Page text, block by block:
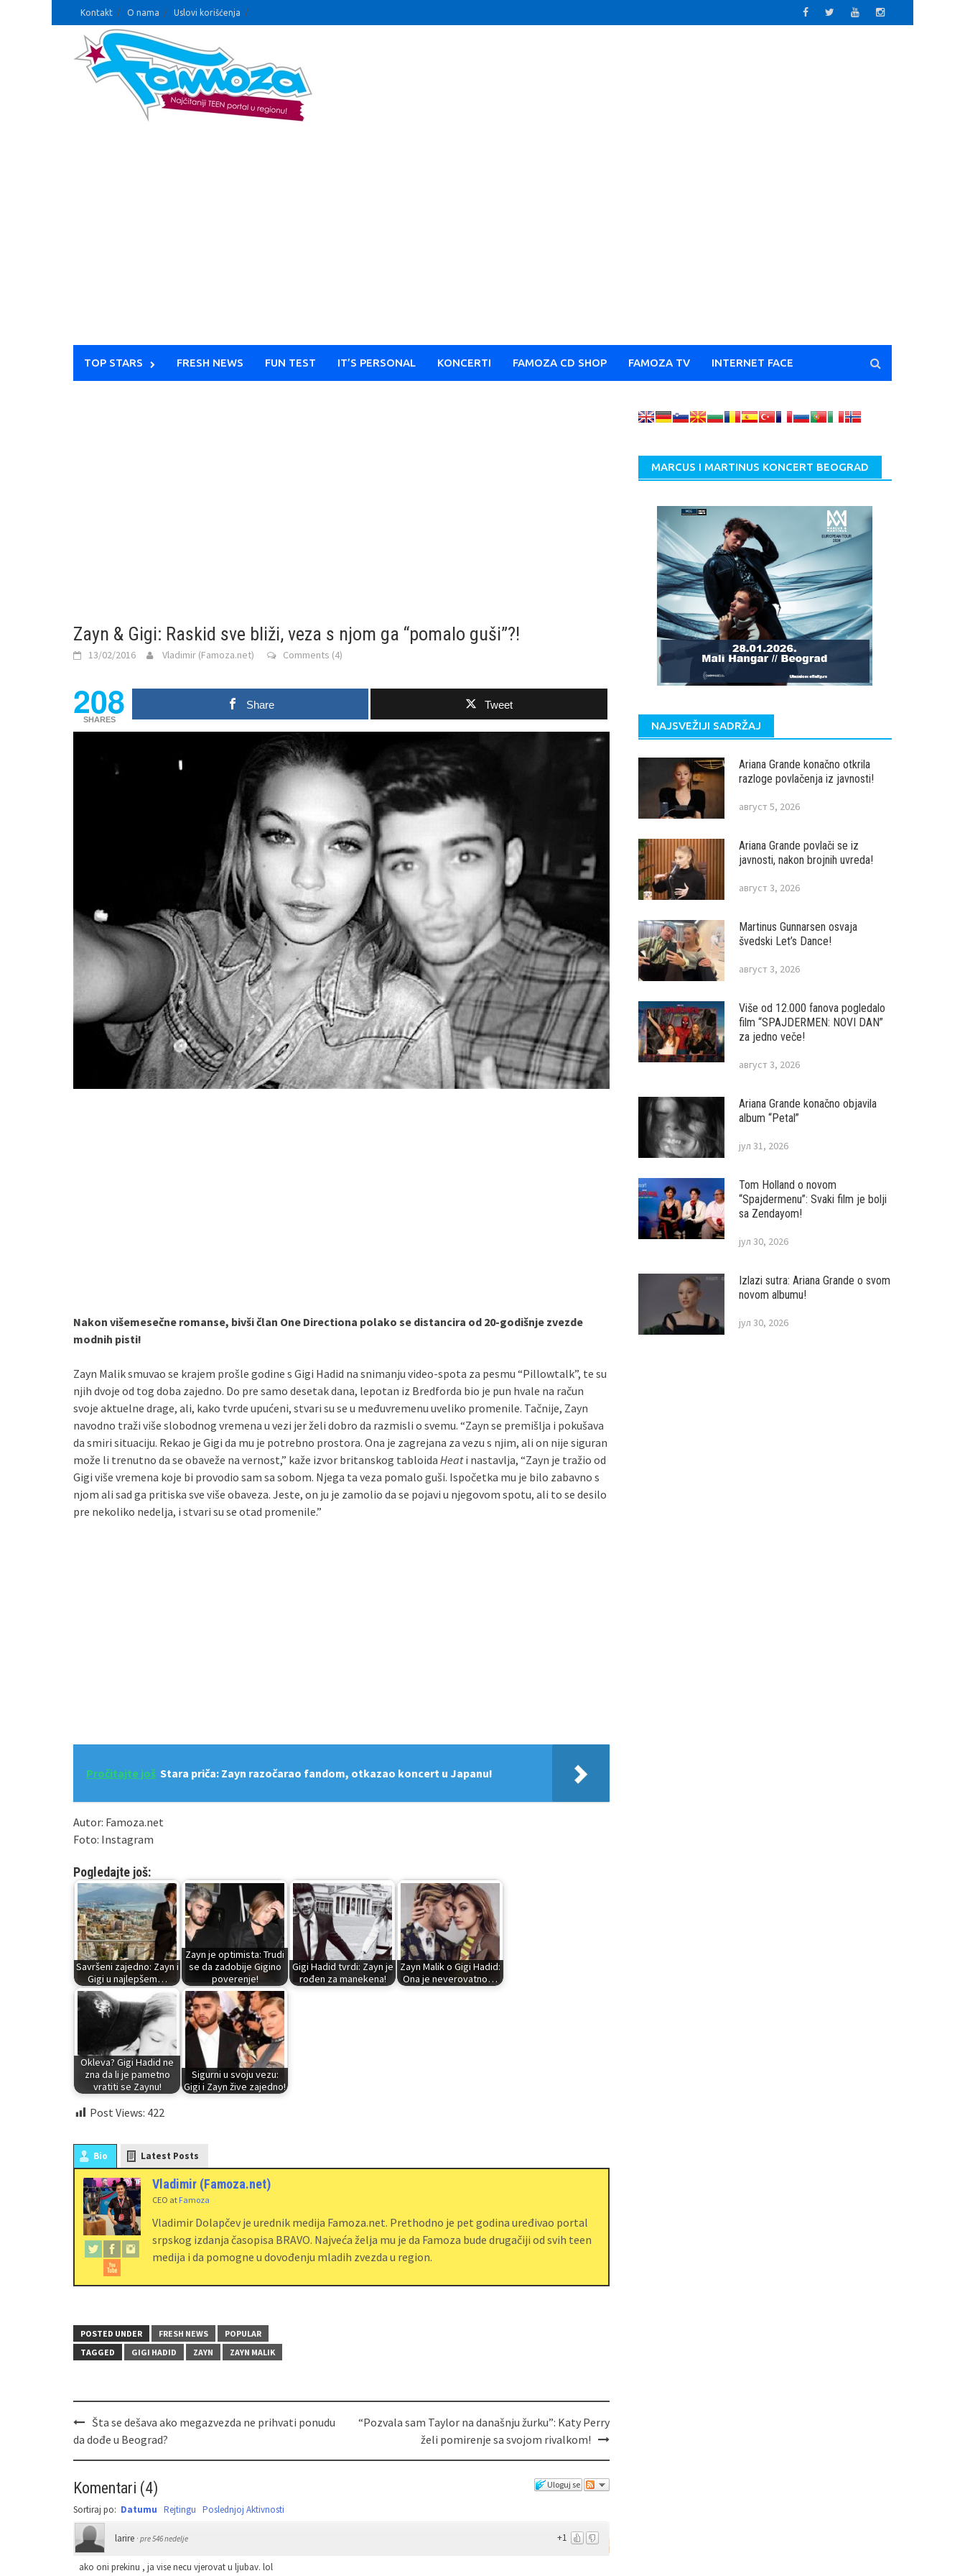
Kontakt O nama Uslovi korišćenja
TOP STARS FRESH NEWS FUN TEST IT’S PERSONAL KONCERTI FAMOZA CD SHOP FAMOZA TV INTERNET FACE
Zayn & Gigi: Raskid sve bliži, veza s njom ga “pomalo guši”?!
13/02/2016 Vladimir (Famoza.net) Comments (4)
208
SHARES
Share Tweet
Nakon višemesečne romanse, bivši član One Directiona polako se distancira od 20-godišnje zvezde
modnih pisti!
Zayn Malik smuvao se krajem prošle godine s Gigi Hadid na snimanju video-spota za pesmu “Pillowtalk”, te su
njih dvoje od tog doba zajedno. Do pre samo desetak dana, lepotan iz Bredforda bio je pun hvale na račun
svoje aktuelne drage, ali, kako tvrde upućeni, stvari su se u međuvremenu uveliko promenile. Tačnije, Zayn
navodno traži više slobodnog vremena u vezi jer želi dobro da razmisli o svemu. “Zayn se premišlja i pokušava
da smiri situaciju. Rekao je Gigi da mu je potrebno prostora. Ona je zagrejana za vezu s njim, ali on nije siguran
može li trenutno da se obaveže na vernost,” kaže izvor britanskog tabloida Heati nastavlja, “Zayn je tražio od
Gigi više vremena koje bi provodio sam sa sobom. Njega ta veza pomalo guši. Ispočetka mu je bilo zabavno s
njom ali sad ga pritiska sve više obaveza. Jeste, on ju je zamolio da se pojavi u njegovom spotu, ali to se desilo
pre nekoliko nedelja, i stvari su se otad promenile.”
Pročitajte još Stara priča: Zayn razočarao fandom, otkazao koncert u Japanu!
Autor: Famoza.net
Foto: Instagram
Pogledajte još:
Savršeni zajedno: Zayn i
Gigi u najlepšem…
Zayn je optimista: Trudi
se da zadobije Gigino
poverenje!
Gigi Hadid tvrdi: Zayn je
rođen za manekena!
Zayn Malik o Gigi Hadid:
Ona je neverovatno…
Okleva? Gigi Hadid ne
zna da li je pametno
vratiti se Zaynu!
Sigurni u svoju vezu:
Gigi i Zayn žive zajedno!
Post Views: 422
Bio Latest Posts
Vladimir (Famoza.net)
CEO at Famoza
Vladimir Dolapčev je urednik medija Famoza.net. Prethodno je pet godina uređivao portal
srpskog izdanja časopisa BRAVO. Najveća želja mu je da Famoza bude drugačiji od svih teen
medija i da pomogne u dovođenju mladih zvezda u region.
POSTED UNDER FRESH NEWS
POPULAR
TAGGED
GIGI HADID ZAYN ZAYN MALIK
Šta se dešava ako megazvezda ne prihvati ponudu
da dođe u Beograd?
“Pozvala sam Taylor na današnju žurku”: Katy Perry
želi pomirenje sa svojom rivalkom!
Uloguj se
Komentari (4)
Sortiraj po: Datumu Rejtingu Poslednjoj Aktivnosti
+1
larire · pre 546 nedelje
ako oni prekinu , ja vise necu vjerovat u ljubav. lol
MARCUS I MARTINUS KONCERT BEOGRAD
NAJSVEŽIJI SADRŽAJ
Ariana Grande konačno otkrila
razloge povlačenja iz javnosti!
август 5, 2026
Ariana Grande povlači se iz
javnosti, nakon brojnih uvreda!
август 3, 2026
Martinus Gunnarsen osvaja
švedski Let’s Dance!
август 3, 2026
Više od 12.000 fanova pogledalo
film “SPAJDERMEN: NOVI DAN”
za jedno veče!
август 3, 2026
Ariana Grande konačno objavila
album “Petal”
јул 31, 2026
Tom Holland o novom
“Spajdermenu”: Svaki film je bolji
sa Zendayom!
јул 30, 2026
Izlazi sutra: Ariana Grande o svom
novom albumu!
јул 30, 2026